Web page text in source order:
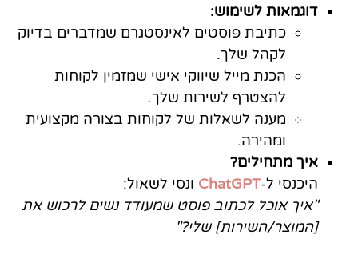
דוגמאות לשימוש:
כתיבת פוסטים לאינסטגרם שמדברים בדיוק
לקהל שלך.
הכנת מייל שיווקי אישי שמזמין לקוחות
להצטרף לשירות שלך.
מענה לשאלות של לקוחות בצורה מקצועית
ומהירה.
איך מתחילים?
היכנסי ל-ChatGPT ונסי לשאול:
"איך אוכל לכתוב פוסט שמעודד נשים לרכוש את
[המוצר/השירות] שלי?"